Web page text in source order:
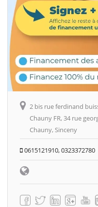
2 bis rue ferdinand
Chauny FR, 34 rue
Chauny, Sinceny
0615121910, 0323372780